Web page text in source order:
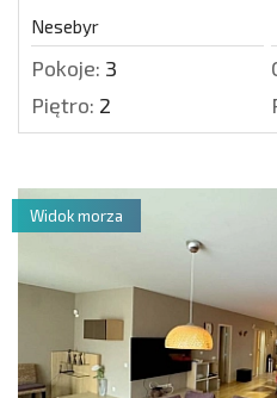
Nesebyr
Pokoje: 3
Piętro: 2
Widok morza